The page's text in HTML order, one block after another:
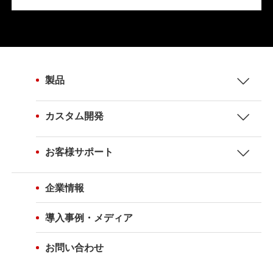
製品
カスタム開発
お客様サポート
企業情報
導入事例・メディア
お問い合わせ